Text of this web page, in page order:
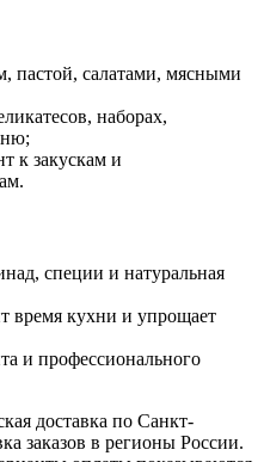
пастой, салатами, мясными
наборах,
к закускам и
специи и натуральная
время кухни и упрощает
и профессионального
доставка по Санкт-
заказов в регионы России.